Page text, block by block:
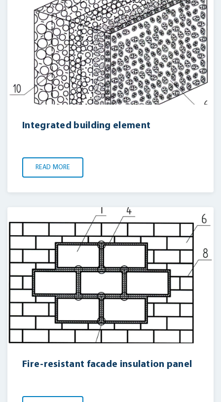
Integrated building element
READ MORE
Fire-resistant facade insulation panel